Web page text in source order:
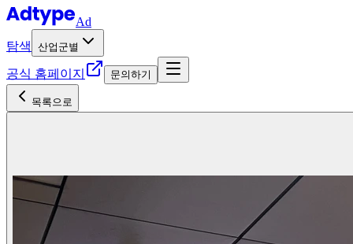
Ad
탐색
산업군별
공식 홈페이지 문의하기
목록으로